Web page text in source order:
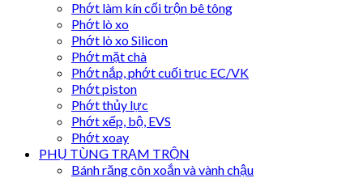
Phớt làm kín cối trộn bê tông
Phớt lò xo
Phớt lò xo Silicon
Phớt mặt chà
Phớt nắp, phớt cuối trục EC/VK
Phớt piston
Phớt thủy lực
Phớt xếp, bộ, EVS
Phớt xoay
PHỤ TÙNG TRẠM TRỘN
Bánh răng côn xoắn và vành chậu